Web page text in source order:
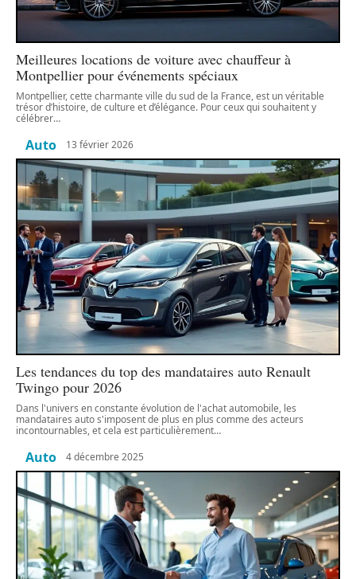
Meilleures locations de voiture avec chauffeur à
Montpellier pour événements spéciaux
Montpellier, cette charmante ville du sud de la France, est un véritable
trésor d’histoire, de culture et d’élégance. Pour ceux qui souhaitent y
célébrer…
Auto 13 février 2026
Les tendances du top des mandataires auto Renault
Twingo pour 2026
Dans l'univers en constante évolution de l'achat automobile, les
mandataires auto s'imposent de plus en plus comme des acteurs
incontournables, et cela est particulièrement…
Auto 4 décembre 2025